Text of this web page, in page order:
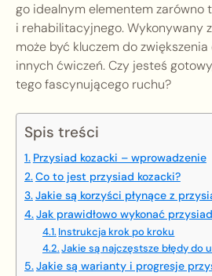
go idealnym elementem zarówno
i rehabilitacyjnego. Wykonywany
może być kluczem do
innych ćwiczeń. Czy jesteś
tego fascynującego ruchu?
Spis treści
Przysiad kozacki – wprowadzenie
Co to jest przysiad kozacki?
Jakie są korzyści płynące z
Jak prawidłowo wykonać
Instrukcja krok po kroku
Jakie są najczęstsze błędy do
Jakie są warianty i progresje